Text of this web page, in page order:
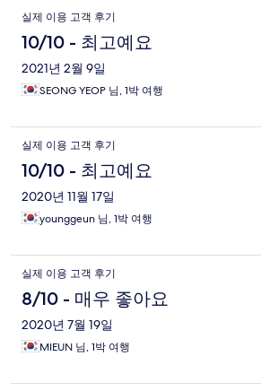
실제 이용 고객 후기
10/10 - 최고예요
2021년 2월 9일
SEONG YEOP 님, 1박 여행
실제 이용 고객 후기
10/10 - 최고예요
2020년 11월 17일
younggeun 님, 1박 여행
실제 이용 고객 후기
8/10 - 매우 좋아요
2020년 7월 19일
MIEUN 님, 1박 여행